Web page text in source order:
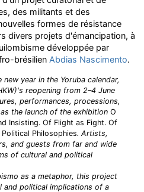
des militants et des
formes de résistance
divers projets d'émancipation, à
développée par
brésilien Abdias Nascimento.
year in the Yoruba calendar,
reopening from 2–4 June
performances, processions,
the launch of the exhibition O
Insisting. Of Flight as Fight. Of
Philosophies. Artists,
and guests from far and wide
of cultural and political
as a metaphor, this project
and political implications of a